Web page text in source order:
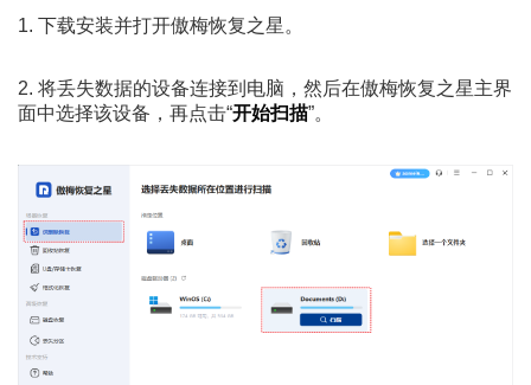
1. 下载安装并打开傲梅恢复之星。
2. 将丢失数据的设备连接到电脑，然后在傲梅恢复之星主界
面中选择该设备，再点击“开始扫描”。